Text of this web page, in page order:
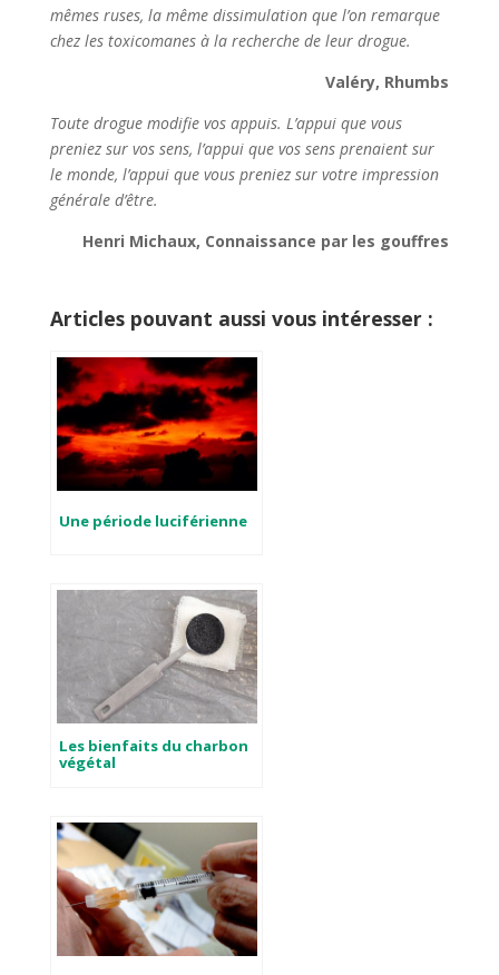
mêmes ruses, la même dissimulation que l’on remarque
chez les toxicomanes à la recherche de leur drogue.
Valéry, Rhumbs
Toute drogue modifie vos appuis. L’appui que vous
preniez sur vos sens, l’appui que vos sens prenaient sur
le monde, l’appui que vous preniez sur votre impression
générale d’être.
Henri Michaux, Connaissance par les gouffres
Articles pouvant aussi vous intéresser :
Une période luciférienne
Les bienfaits du charbon
végétal